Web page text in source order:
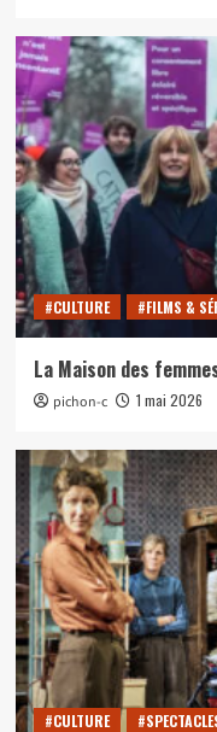
#CULTURE #FILMS &
La Maison des
pichon-c 1 mai 2026
#CULTURE